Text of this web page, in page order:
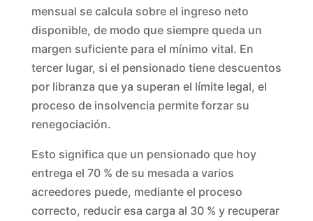
mensual se calcula sobre el ingreso neto
disponible, de modo que siempre queda un
margen suficiente para el mínimo vital. En
tercer lugar, si el pensionado tiene descuentos
por libranza que ya superan el límite legal, el
proceso de insolvencia permite forzar su
renegociación.
Esto significa que un pensionado que hoy
entrega el 70 % de su mesada a varios
acreedores puede, mediante el proceso
correcto, reducir esa carga al 30 % y recuperar